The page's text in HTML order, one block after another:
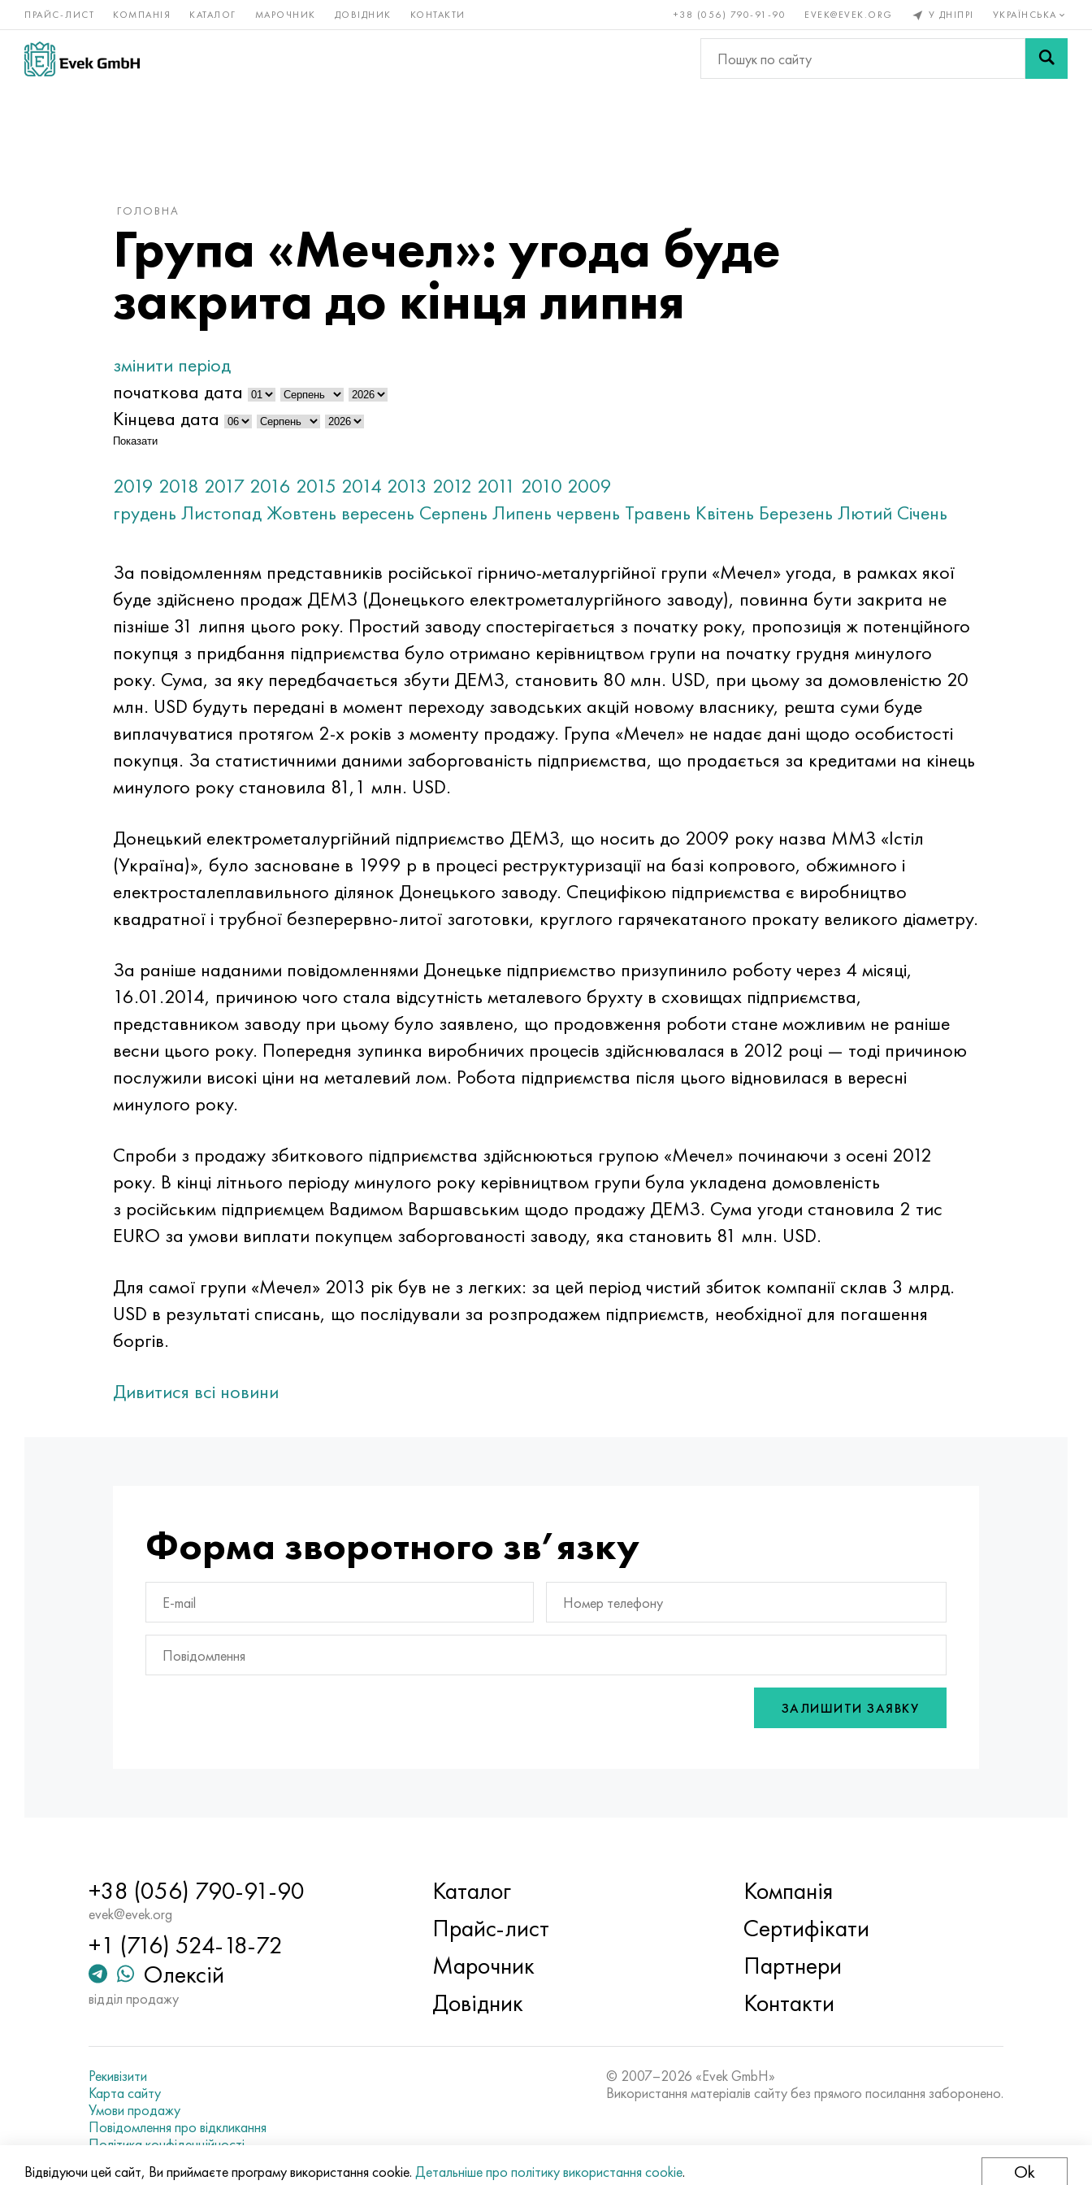
ПРАЙС-ЛИСТ КОМПАНІЯ КАТАЛОГ МАРОЧНИК ДОВІДНИК КОНТАКТИ +38 (056) 790-91-90 EVEK@EVEK.ORG У ДНІПРІ УКРАЇНСЬКА
Нікелеві
сплави
Рідкісні і Бронза, мідь, Кольорові
метали
Легована Сітки і
ГОЛОВНА
Група «Мечел»: угода буде
закрита до кінця липня
змінити період
початкова дата
Кінцева дата
Показати
2019 2018 2017 2016 2015 2014 2013 2012 2011 2010 2009
грудень ЛистопадЖовтень вересень Серпень Липень червень Травень Квітень Березень Лютий Січень
За повідомленням представників російської гірничо-металургійної групи «Мечел» угода, в рамках якої
буде здійснено продаж ДЕМЗ (Донецького електрометалургійного заводу), повинна бути закрита не
пізніше 31 липня цього року. Простий заводу спостерігається з початку року, пропозиція ж потенційного
покупця з придбання підприємства було отримано керівництвом групи на початку грудня минулого
року. Сума, за яку передбачається збути ДЕМЗ, становить 80 млн. USD, при цьому за домовленістю 20
млн. USD будуть передані в момент переходу заводських акцій новому власнику, решта суми буде
виплачуватися протягом 2-х років з моменту продажу. Група «Мечел» не надає дані щодо особистості
покупця. За статистичними даними заборгованість підприємства, що продається за кредитами на кінець
минулого року становила 81,1 млн. USD.
Донецький електрометалургійний підприємство ДЕМЗ, що носить до 2009 року назва ММЗ «Істіл
(Україна)», було засноване в 1999 р в процесі реструктуризації на базі копрового, обжимного і
електросталеплавильного ділянок Донецького заводу. Специфікою підприємства є виробництво
квадратної і трубної безперервно-литої заготовки, круглого гарячекатаного прокату великого діаметру.
За раніше наданими повідомленнями Донецьке підприємство призупинило роботу через 4 місяці,
16.01.2014, причиною чого стала відсутність металевого брухту в сховищах підприємства,
представником заводу при цьому було заявлено, що продовження роботи стане можливим не раніше
весни цього року. Попередня зупинка виробничих процесів здійснювалася в 2012 році — тоді причиною
послужили високі ціни на металевий лом. Робота підприємства після цього відновилася в вересні
минулого року.
Спроби з продажу збиткового підприємства здійснюються групою «Мечел» починаючи з осені 2012
року. В кінці літнього періоду минулого року керівництвом групи була укладена домовленість
з російським підприємцем Вадимом Варшавським щодо продажу ДЕМЗ. Сума угоди становила 2 тис
EURO за умови виплати покупцем заборгованості заводу, яка становить 81 млн. USD.
Для самої групи «Мечел» 2013 рік був не з легких: за цей період чистий збиток компанії склав 3 млрд.
USD в результаті списань, що послідували за розпродажем підприємств, необхідної для погашення
боргів.
Дивитися всі новини
Форма зворотного зв’язку
ЗАЛИШИТИ ЗАЯВКУ
+38 (056) 790-91-90
evek@evek.org
+1 (716) 524-18-72
Олексій
відділ продажу
Каталог
Прайс-лист
Марочник
Довідник
Компанія
Сертифікати
Партнери
Контакти
Рекивізити
Карта сайту
Умови продажу
Повідомлення про відкликання
Політика конфіденційності
© 2007–2026 «Evek GmbH»
Використання матеріалів сайту без прямого посилання заборонено.
Відвідуючи цей сайт, Ви приймаєте програму використання cookie. Детальніше про політику використання cookie. Ok